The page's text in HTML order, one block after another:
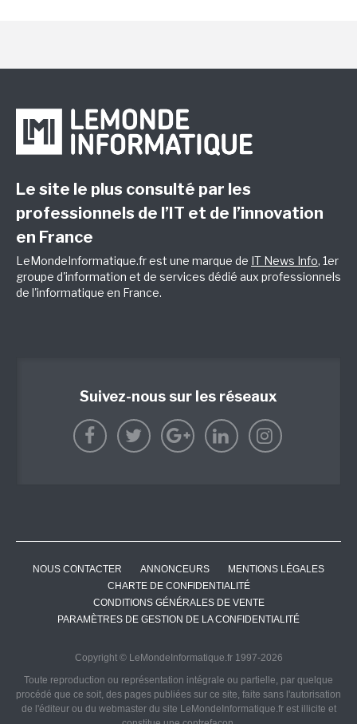
Le site le plus consulté par les
professionnels de l’IT et de l’innovation
en France
LeMondeInformatique.fr est une marque de IT News Info, 1er
groupe d'information et de services dédié aux professionnels
de l'informatique en France.
Suivez-nous sur les réseaux
NOUS CONTACTER ANNONCEURS
MENTIONS LÉGALES
CHARTE DE CONFIDENTIALITÉ
CONDITIONS GÉNÉRALES DE VENTE
PARAMÈTRES DE GESTION DE LA CONFIDENTIALITÉ
Copyright © LeMondeInformatique.fr 1997-2026
Toute reproduction ou représentation intégrale ou partielle, par quelque
procédé que ce soit, des pages publiées sur ce site, faite sans l'autorisation
de l'éditeur ou du webmaster du site LeMondeInformatique.fr est illicite et